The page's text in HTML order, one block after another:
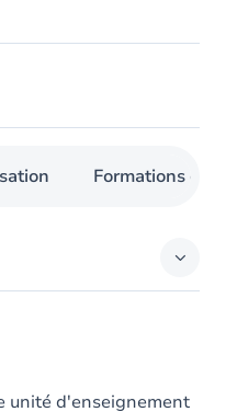
Formations
unité d'enseignement